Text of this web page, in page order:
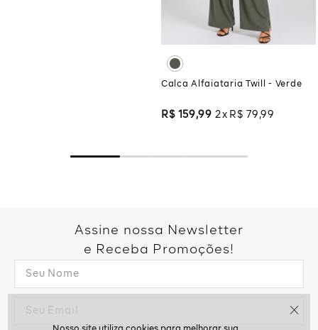
Calca Alfaiataria Twill - Verde
R$ 159,99 2 R$ 79 ,99
Assine nossa Newsletter
e Receba Promoções!